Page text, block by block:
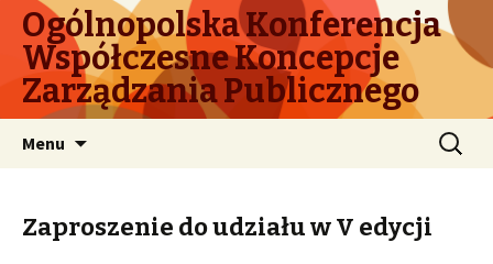
Ogólnopolska Konferencja
Współczesne Koncepcje
Zarządzania Publicznego
Menu Szukaj:
Zaproszenie do udziału w V edycji